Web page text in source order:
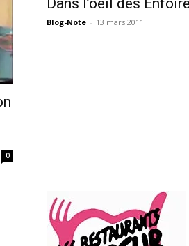
0
Blog-Note - 13 mars 2011